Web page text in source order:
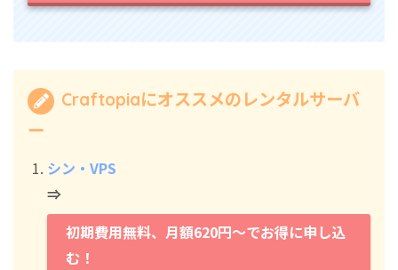
Craftopiaにオススメのレンタルサーバ
ー
シン・VPS
⇒
初期費用無料、月額620円～でお得に申し込
む！